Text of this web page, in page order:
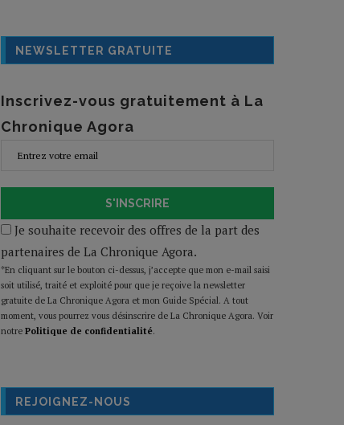
NEWSLETTER GRATUITE
Inscrivez-vous gratuitement à La
Chronique Agora
S'INSCRIRE
Je souhaite recevoir des offres de la part des
partenaires de La Chronique Agora.
*En cliquant sur le bouton ci-dessus, j’accepte que mon e-mail saisi
soit utilisé, traité et exploité pour que je reçoive la newsletter
gratuite de La Chronique Agora et mon Guide Spécial. A tout
moment, vous pourrez vous désinscrire de La Chronique Agora. Voir
notre Politique de confidentialité.
REJOIGNEZ-NOUS